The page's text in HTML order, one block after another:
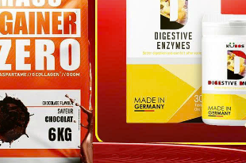
Kéo Tập Tạ Bao Tay Cuộn Y